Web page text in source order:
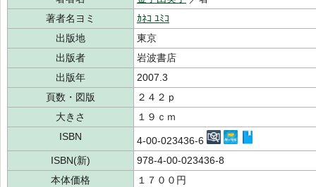
著者名ヨミ
ｶﾈｺ ﾕﾐｺ
出版地
東京
出版者
岩波書店
出版年
2007.3
頁数・図版
２４２ｐ
大きさ
１９ｃｍ
ISBN
4-00-023436-6
ISBN(新)
978-4-00-023436-8
本体価格
１７００円